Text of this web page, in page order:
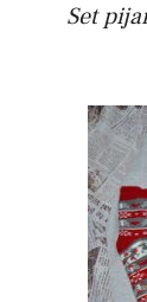
Set